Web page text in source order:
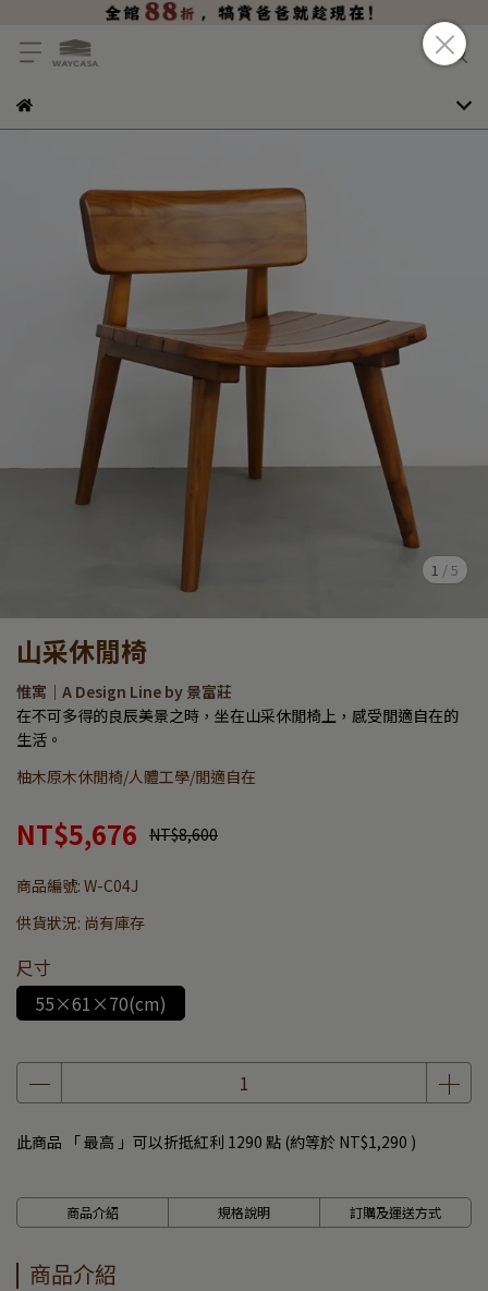
1 /5
山采休閒椅
惟寓｜A Design Line by 景富莊
在不可多得的良辰美景之時，坐在山采休閒椅上，感受閒適自在的
生活。
柚木原木休閒椅/人體工學/閒適自在
NT$5,676 NT$8,600
商品編號: W-C04J
供貨狀況: 尚有庫存
尺寸
55×61×70(cm)
此商品 「 最高 」可以折抵紅利 1290 點 (約等於 NT$1,290 )
商品介紹 規格說明 訂購及運送方式
商品介紹